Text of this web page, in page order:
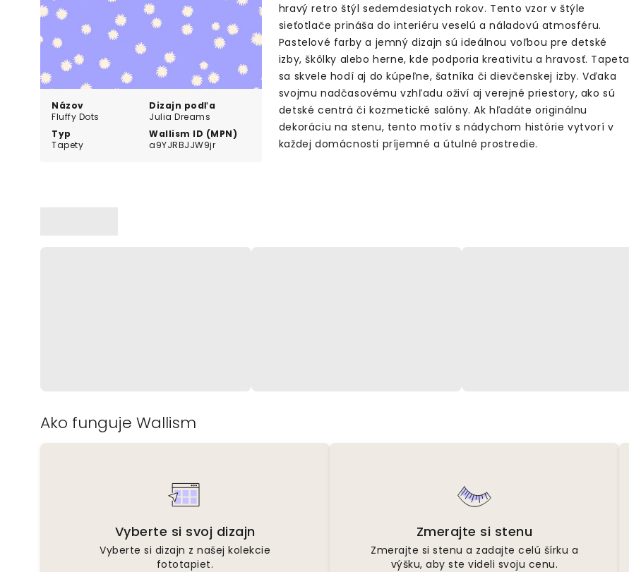
Názov
Fluffy Dots
Dizajn podľa
Julia Dreams
Typ
Tapety
Wallism ID (MPN)
a9YJRBJJW9jr
hravý retro štýl sedemdesiatych rokov. Tento vzor v štýle
sieťotlače prináša do interiéru veselú a náladovú atmosféru.
Pastelové farby a jemný dizajn sú ideálnou voľbou pre detské
izby, škôlky alebo herne, kde podporia kreativitu a hravosť. Tapeta
sa skvele hodí aj do kúpeľne, šatníka či dievčenskej izby. Vďaka
svojmu nadčasovému vzhľadu oživí aj verejné priestory, ako sú
detské centrá či kozmetické salóny. Ak hľadáte originálnu
dekoráciu na stenu, tento motív s nádychom histórie vytvorí v
každej domácnosti príjemné a útulné prostredie.
Ako funguje Wallism
Vyberte si svoj dizajn
Vyberte si dizajn z našej kolekcie
fototapiet.
Zmerajte si stenu
Zmerajte si stenu a zadajte celú šírku a
výšku, aby ste videli svoju cenu.